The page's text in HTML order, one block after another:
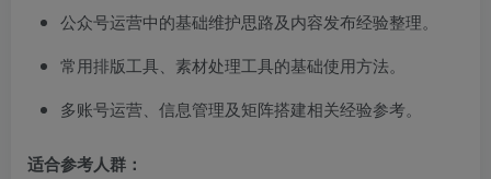
公众号运营中的基础维护思路及内容发布经验整理。
常用排版工具、素材处理工具的基础使用方法。
多账号运营、信息管理及矩阵搭建相关经验参考。
适合参考人群：